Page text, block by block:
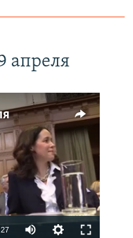
апреля
available